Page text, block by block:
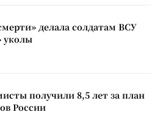
делала солдатам ВСУ
уколы
получили 8,5 лет за план
России